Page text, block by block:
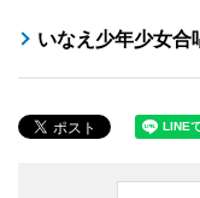
いなえ少年少女